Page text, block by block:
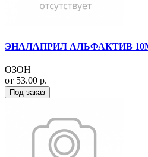
ЭНАЛАПРИЛ АЛЬФАКТИВ
ОЗОН
от 53.00 р.
Под заказ